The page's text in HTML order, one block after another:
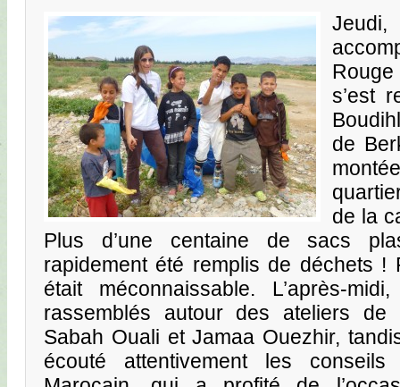
s’est
de
de la
Plus d’une centaine de sacs
rapidement été remplis de déchets !
était méconnaissable. L’après-
rassemblés autour des ateliers de
Sabah Ouali et Jamaa Ouezhir,
écouté attentivement les